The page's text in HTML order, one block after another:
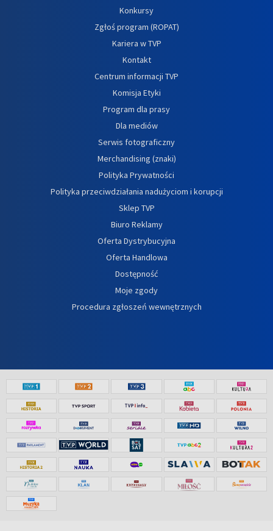
Konkursy
Zgłoś program (ROPAT)
Kariera w TVP
Kontakt
Centrum informacji TVP
Komisja Etyki
Program dla prasy
Dla mediów
Serwis fotograficzny
Merchandising (znaki)
Polityka Prywatności
Polityka przeciwdziałania nadużyciom i korupcji
Sklep TVP
Biuro Reklamy
Oferta Dystrybucyjna
Oferta Handlowa
Dostępność
Moje zgody
Procedura zgłoszeń wewnętrznych